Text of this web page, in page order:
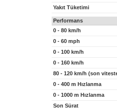
Yakıt Tüketimi
Performans
0 - 80 km/h
0 - 60 mph
0 - 100 km/h
0 - 160 km/h
80 - 120 km/h (son
0 - 400 m Hızlanma
0 - 1000 m Hızlanma
Son Sürat